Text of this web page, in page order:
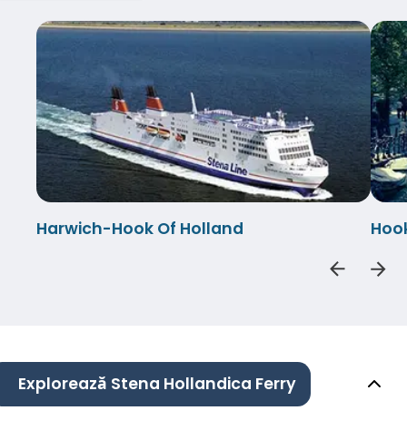
Harwich-Hook Of Holland
Explorează Stena Hollandica Ferry